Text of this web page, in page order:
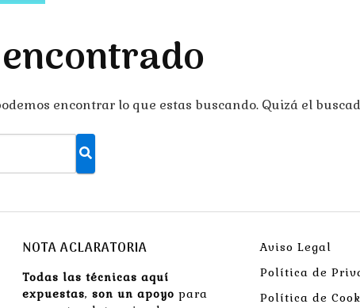
encontrar lo que estas buscando. Quizá el
NOTA ACLARATORIA
Todas las técnicas aquí
expuestas, son un apoyo para
Aviso Legal
Política de
Política de